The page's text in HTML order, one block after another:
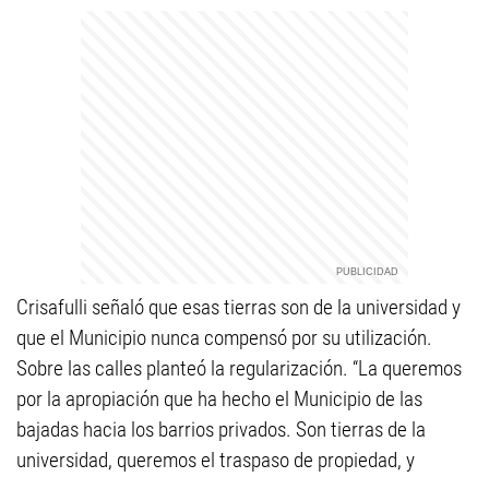
Crisafulli señaló que esas tierras son de la universidad y
que el Municipio nunca compensó por su utilización.
Sobre las calles planteó la regularización. “La queremos
por la apropiación que ha hecho el Municipio de las
bajadas hacia los barrios privados. Son tierras de la
universidad, queremos el traspaso de propiedad, y